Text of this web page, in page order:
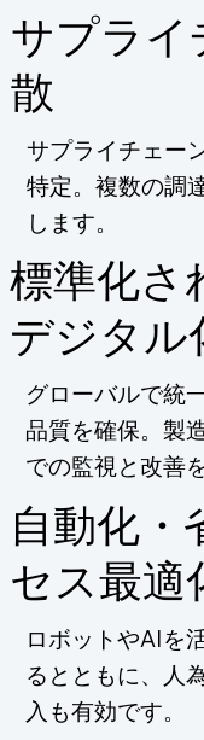
サプライ
散
サプライチェー
特定。複数の調
します。
標準化さ
デジタル
グローバルで統
品質を確保。製
での監視と改善
自動化・
セス最適
ロボットやAIを
るとともに、人
入も有効です。